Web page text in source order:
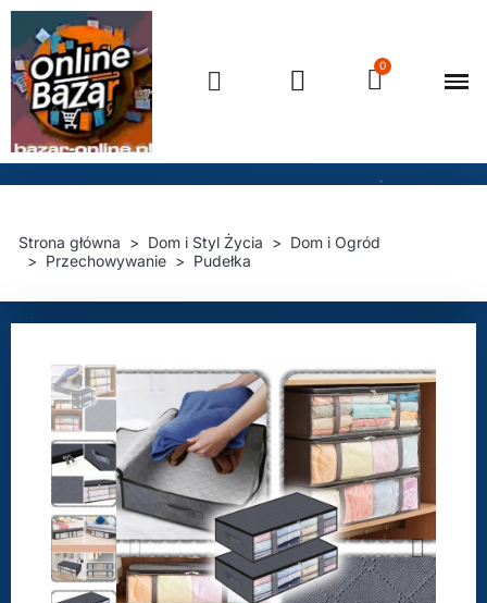
Strona główna Dom i Styl Życia
Dom i Ogród
Przechowywanie
Pudełka